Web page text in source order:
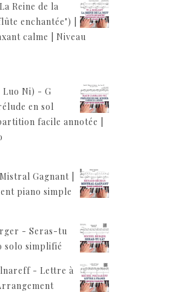
Reine de la
enchantée") |
calme | Niveau
Luo Ni) - G
en sol
facile annotée |
Gagnant |
piano simple
- Seras-tu
solo simplifié
- Lettre à